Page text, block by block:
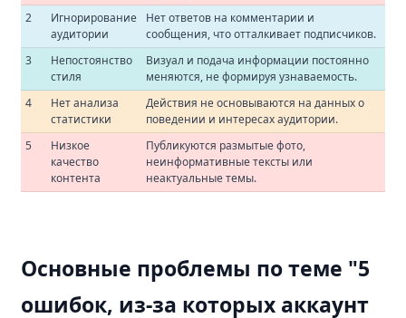
2
Игнорирование
аудитории
Нет ответов на комментарии и
сообщения, что отталкивает подписчиков.
3
Непостоянство
стиля
Визуал и подача информации постоянно
меняются, не формируя узнаваемость.
4
Нет анализа
статистики
Действия не основываются на данных о
поведении и интересах аудитории.
5
Низкое
качество
контента
Публикуются размытые фото,
неинформативные тексты или
неактуальные темы.
Основные проблемы по теме "5
ошибок, из-за которых аккаунт